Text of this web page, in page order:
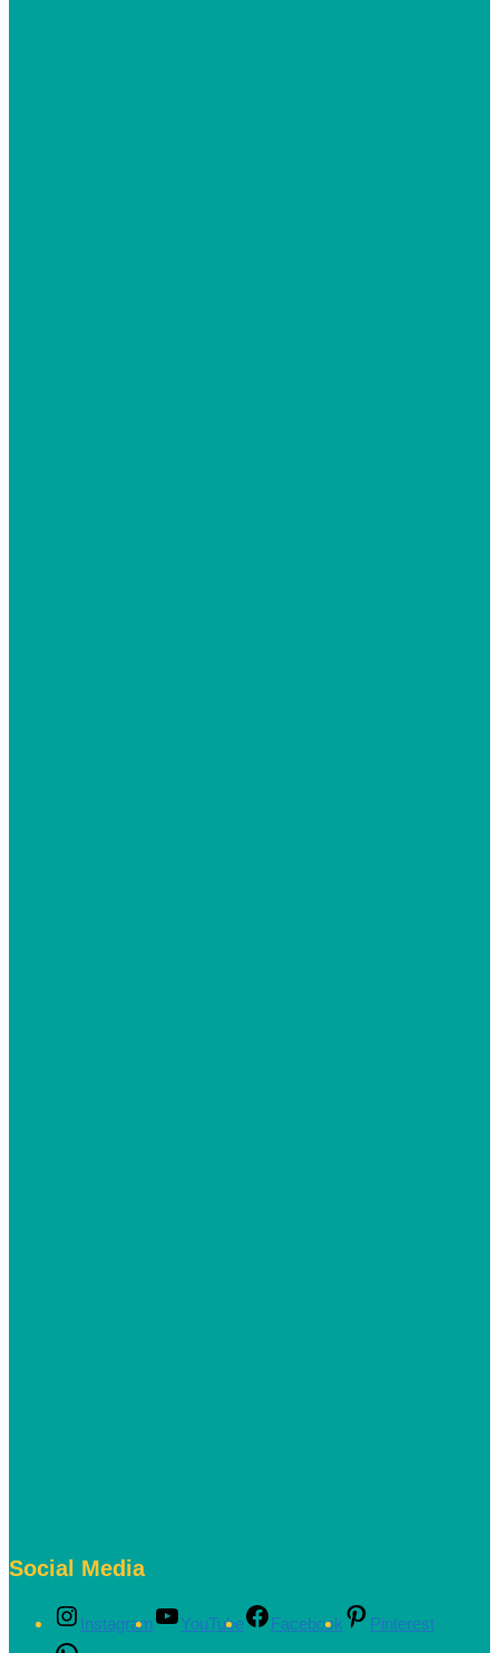
Social Media
Instagram YouTube Facebook
Pinterest